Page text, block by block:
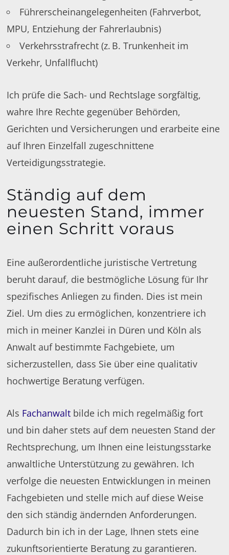
Führerscheinangelegenheiten (Fahrverbot,
MPU, Entziehung der Fahrerlaubnis)
Verkehrsstrafrecht (z. B. Trunkenheit im
Verkehr, Unfallflucht)
Ich prüfe die Sach- und Rechtslage sorgfältig,
wahre Ihre Rechte gegenüber Behörden,
Gerichten und Versicherungen und erarbeite eine
auf Ihren Einzelfall zugeschnittene
Verteidigungsstrategie.
Ständig auf dem
neuesten Stand, immer
einen Schritt voraus
Eine außerordentliche juristische Vertretung
beruht darauf, die bestmögliche Lösung für Ihr
spezifisches Anliegen zu finden. Dies ist mein
Ziel. Um dies zu ermöglichen, konzentriere ich
mich in meiner Kanzlei in Düren und Köln als
Anwalt auf bestimmte Fachgebiete, um
sicherzustellen, dass Sie über eine qualitativ
hochwertige Beratung verfügen.
Als Fachanwalt bilde ich mich regelmäßig fort
und bin daher stets auf dem neuesten Stand der
Rechtsprechung, um Ihnen eine leistungsstarke
anwaltliche Unterstützung zu gewähren. Ich
verfolge die neuesten Entwicklungen in meinen
Fachgebieten und stelle mich auf diese Weise
den sich ständig ändernden Anforderungen.
Dadurch bin ich in der Lage, Ihnen stets eine
zukunftsorientierte Beratung zu garantieren.